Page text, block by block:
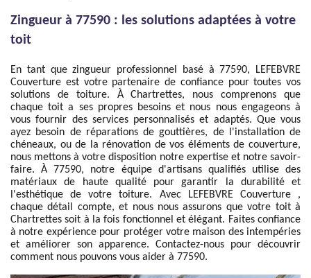
Zingueur à 77590 : les solutions adaptées à votre
toit
En tant que zingueur professionnel basé à 77590, LEFEBVRE
Couverture est votre partenaire de confiance pour toutes vos
solutions de toiture. À Chartrettes, nous comprenons que
chaque toit a ses propres besoins et nous nous engageons à
vous fournir des services personnalisés et adaptés. Que vous
ayez besoin de réparations de gouttières, de l'installation de
chéneaux, ou de la rénovation de vos éléments de couverture,
nous mettons à votre disposition notre expertise et notre savoir-
faire. À 77590, notre équipe d'artisans qualifiés utilise des
matériaux de haute qualité pour garantir la durabilité et
l'esthétique de votre toiture. Avec LEFEBVRE Couverture ,
chaque détail compte, et nous nous assurons que votre toit à
Chartrettes soit à la fois fonctionnel et élégant. Faites confiance
à notre expérience pour protéger votre maison des intempéries
et améliorer son apparence. Contactez-nous pour découvrir
comment nous pouvons vous aider à 77590.